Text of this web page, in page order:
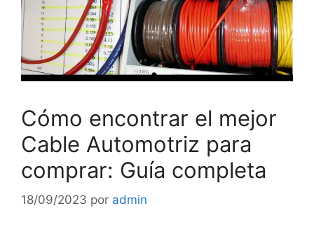
Cómo encontrar el mejor
Cable Automotriz para
comprar: Guía completa
18/09/2023 por admin